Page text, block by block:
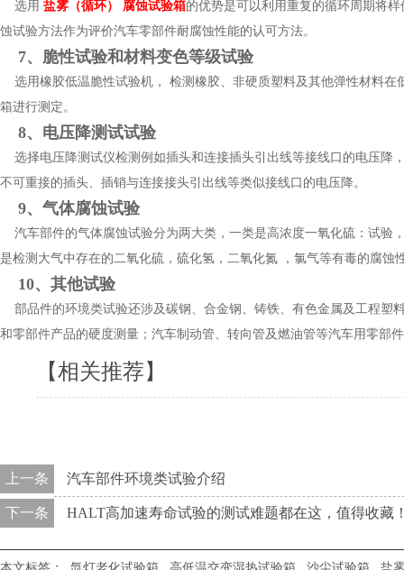
选用 盐雾（循环） 腐蚀试验箱的优势是可以利用重复的循环周期将
蚀试验方法作为评价汽车零部件耐腐蚀性能的认可方法。
7、脆性试验和材料变色等级试验
选用橡胶低温脆性试验机， 检测橡胶、非硬质塑料及其他弹性材料在
箱进行测定。
8、电压降测试试验
选择电压降测试仪检测例如插头和连接插头引出线等接线口的电压降
不可重接的插头、插销与连接接头引出线等类似接线口的电压降。
9、气体腐蚀试验
汽车部件的气体腐蚀试验分为两大类，一类是高浓度一氧化硫：试验
是检测大气中存在的二氧化硫，硫化氢，二氧化氮 ，氯气等有毒的腐
10、其他试验
部品件的环境类试验还涉及碳钢、合金钢、铸铁、有色金属及工程塑
和零部件产品的硬度测量；汽车制动管、转向管及燃油管等汽车用零部
【相关推荐】
上一条 汽车部件环境类试验介绍
下一条 HALT高加速寿命试验的测试难题都在这，值得收藏